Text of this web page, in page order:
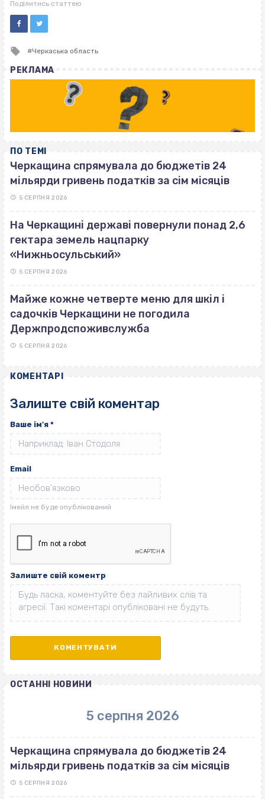
Поділитись статтею
Tagged
Черкаська область
РЕКЛАМА
ПО ТЕМІ
Черкащина спрямувала до бюджетів 24
мільярди гривень податків за сім місяців
5 СЕРПНЯ 2026
На Черкащині державі повернули понад 2,6
гектара земель нацпарку
«Нижньосульський»
5 СЕРПНЯ 2026
Майже кожне четверте меню для шкіл і
садочків Черкащини не погодила
Держпродспоживслужба
5 СЕРПНЯ 2026
КОМЕНТАРІ
Залиште свій коментар
Ваше ім'я *
Email
Залиште свій коментр
ОСТАННІ НОВИНИ
5 серпня 2026
Черкащина спрямувала до бюджетів 24
мільярди гривень податків за сім місяців
5 СЕРПНЯ 2026